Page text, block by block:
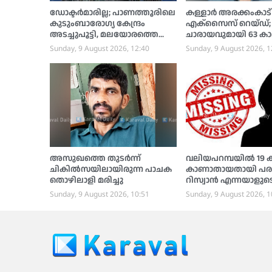
ഡോക്ടര്‍മാരില്ല; പാണത്തൂരിലെ
കുടുംബാരോഗ്യ കേന്ദ്രം
അടച്ചുപൂട്ടി, മലയോരത്തെ
രോഗികള്‍ ദുരിതത്തില്‍
Sunday, 9 August 2026, 12:40
കള്ളാര്‍ അരക്കംകാട്
എക്‌സൈസ് റെയ്ഡ്; 20
ചാരായവുമായി 63
പിടിയില്‍
Sunday, 9 August 2026,
അസുഖത്തെ തുടര്‍ന്ന്
ചികില്‍സയിലായിരുന്ന പാചക
തൊഴിലാളി മരിച്ചു
Sunday, 9 August 2026, 10:51
വലിയപറമ്പയില്‍ 19
കാണാതായതായി
റിസ്വാന്‍
പോയതായി സംശയം,
പൊലീസ് അന്വേഷണം
Sunday, 9 August 2026,